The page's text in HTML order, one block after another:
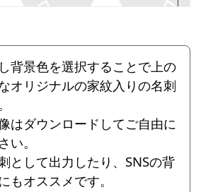
背景色を選択することで上の
オリジナルの家紋入りの名刺
はダウンロードしてご自由に
い。
として出力したり、SNSの背
もオススメです。